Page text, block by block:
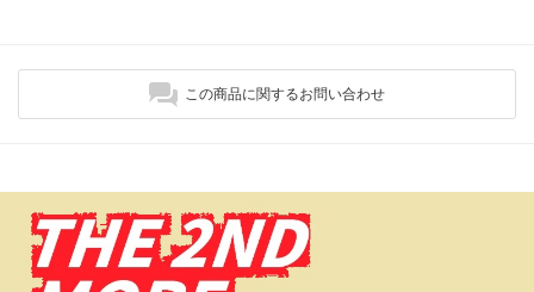
この商品に関するお問い合わせ